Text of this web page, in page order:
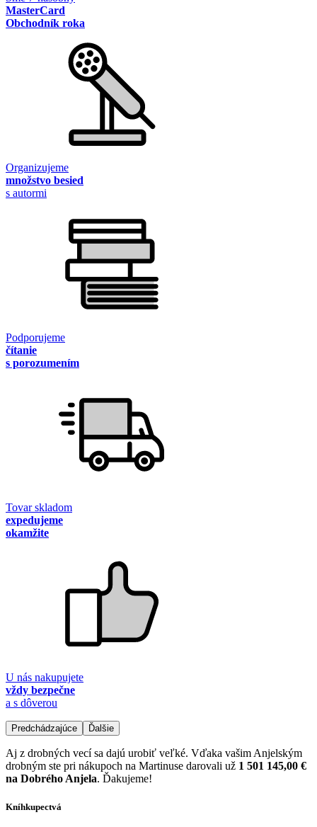
MasterCard
Obchodník roka
Organizujeme
množstvo besied
s autormi
Podporujeme
čítanie
s porozumením
Tovar skladom
expedujeme
okamžite
U nás nakupujete
vždy bezpečne
a s dôverou
Predchádzajúce Ďalšie
Aj z drobných vecí sa dajú urobiť veľké. Vďaka vašim Anjelským
drobným ste pri nákupoch na Martinuse darovali už 1 501 145,00 €
na Dobrého Anjela. Ďakujeme!
Kníhkupectvá